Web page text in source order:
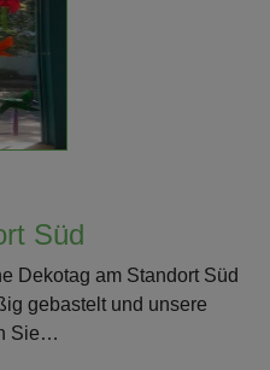
Süd
Dekotag am Standort Süd
gebastelt und unsere
Sie…